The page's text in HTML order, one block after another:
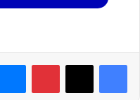
بينتيريست